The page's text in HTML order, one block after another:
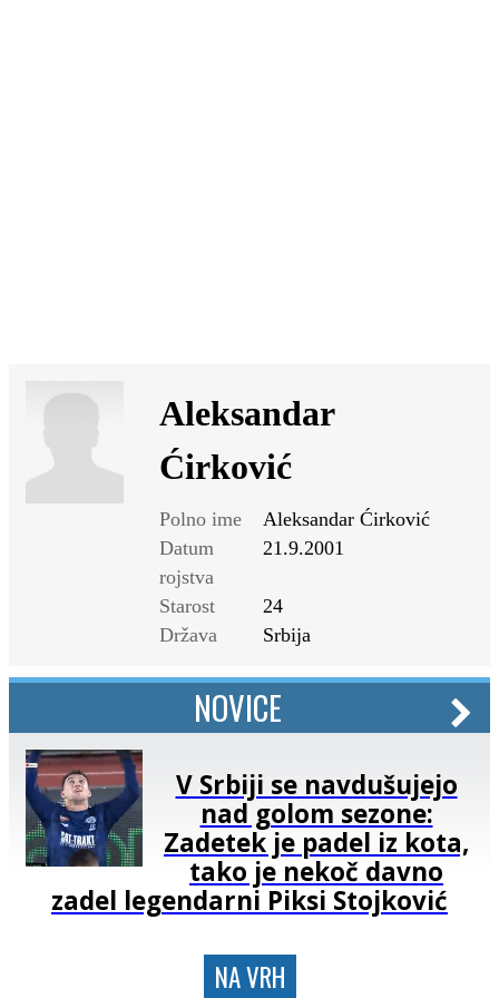
Aleksandar
Ćirković
Polno ime
Aleksandar Ćirković
Datum
rojstva
21.9.2001
Starost
24
Država
Srbija
NOVICE
V Srbiji se navdušujejo
nad golom sezone:
Zadetek je padel iz kota,
tako je nekoč davno
zadel legendarni Piksi Stojković
NA VRH